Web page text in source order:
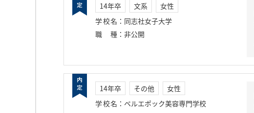
14年卒 文系
女性
学校名 ： 同志社女子大学
職種 ： 非公開
14年卒 その他
女性
学校名 ： ベルエポック美容専門学校